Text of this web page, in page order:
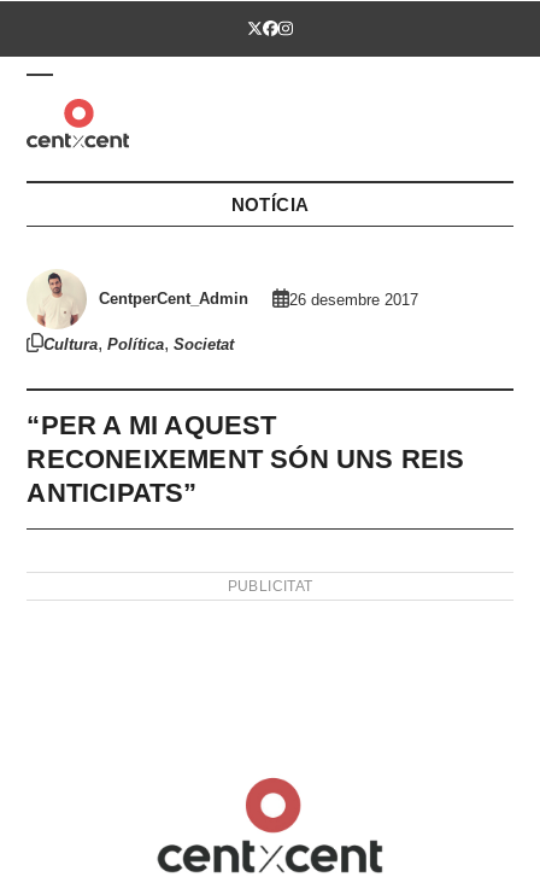
Twitter
Facebook
Instagram
Open
mobile
menu
Close
mobile
menu
NOTÍCIA
CentperCent_Admin 26 desembre 2017
Cultura,Política,Societat
“PER A MI AQUEST
RECONEIXEMENT SÓN UNS REIS
ANTICIPATS”
PUBLICITAT